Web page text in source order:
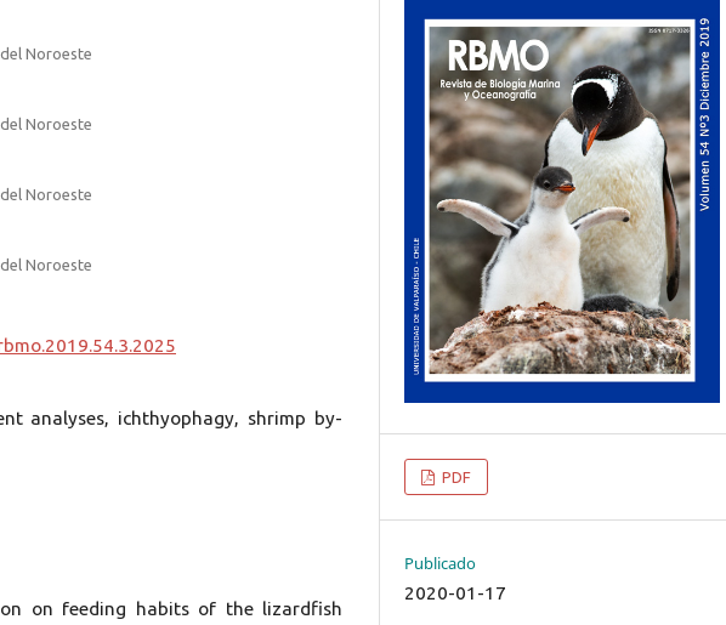
Noroeste
Noroeste
Noroeste
Noroeste
analyses, ichthyophagy, shrimp by-
on feeding habits of the lizardfish
PDF
Publicado
2020-01-17